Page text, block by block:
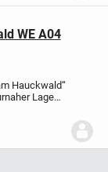
WE A04
Hauckwald“
Lage
die Wert